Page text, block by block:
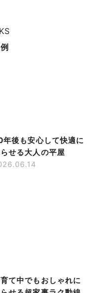
年後も安心して快適に
せる大人の平屋
て中でもおしゃれに